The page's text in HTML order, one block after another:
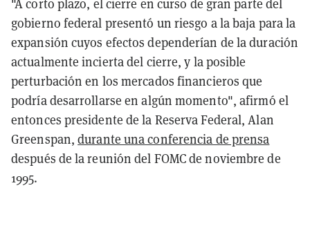
"A corto plazo, el cierre en curso de gran parte del
gobierno federal presentó un riesgo a la baja para la
expansión cuyos efectos dependerían de la duración
actualmente incierta del cierre, y la posible
perturbación en los mercados financieros que
podría desarrollarse en algún momento", afirmó el
entonces presidente de la Reserva Federal, Alan
Greenspan,durante una conferencia de prensa
después de la reunión del FOMC de noviembre de
1995.